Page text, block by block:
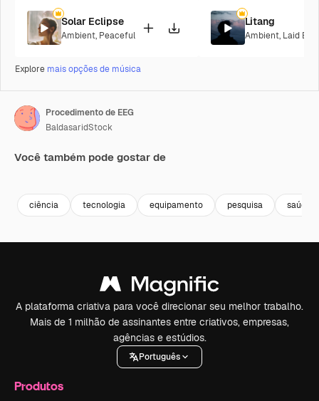
Solar Eclipse
Ambient, Peaceful
Litang
Ambient, Laid
Explore mais opções de música
Procedimento de EEG
BaldasaridStock
Você também pode gostar de
ciência tecnologia equipamento pesquisa saúde
A plataforma criativa para você direcionar seu melhor trabalho.
Mais de 1 milhão de assinantes entre criativos, empresas,
agências e estúdios.
Português
Produtos